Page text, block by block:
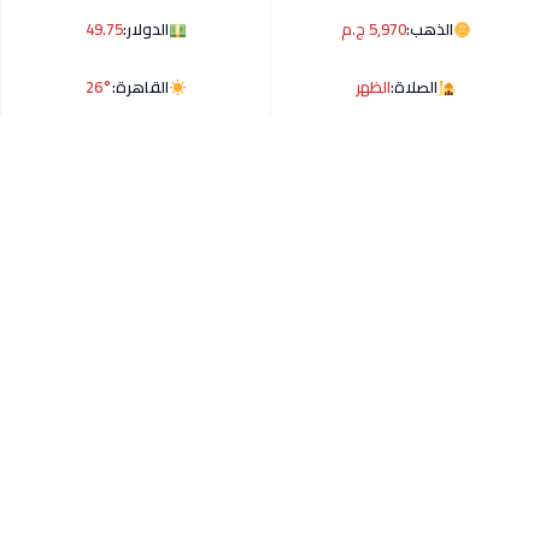
الذهب:5,970 ج.م الدولار:49.75
الصلاة:الظهر القاهرة:26°